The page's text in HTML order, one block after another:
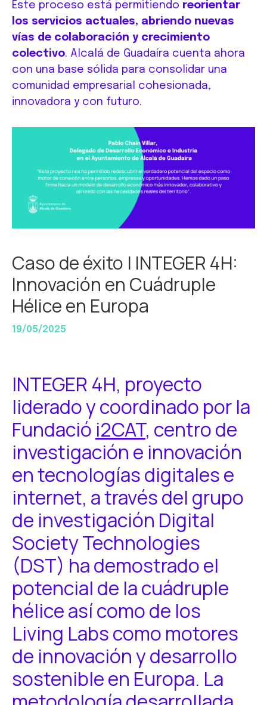
Este proceso está permitiendo reorientar
los servicios actuales, abriendo nuevas
vías de colaboración y crecimiento
colectivo. Alcalá de Guadaíra cuenta ahora
con una base sólida para consolidar una
comunidad empresarial cohesionada,
innovadora y con futuro.
Caso de éxito | INTEGER 4H:
Innovación en Cuádruple
Hélice en Europa
19/05/2025
INTEGER 4H, proyecto
liderado y coordinado por la
Fundació i2CAT, centro de
investigación e innovación
en tecnologías digitales e
internet, a través del grupo
de investigación Digital
Society Technologies
(DST) ha demostrado el
potencial de la cuádruple
hélice así como de los
Living Labs como motores
de innovación y desarrollo
sostenible en Europa. La